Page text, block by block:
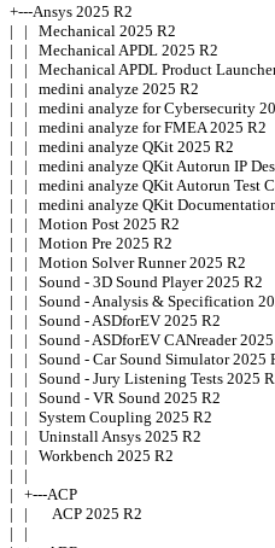
+---Ansys 2025 R2
|   |   Mechanical 2025 R2
|   |   Mechanical APDL 2025 R2
|   |   Mechanical APDL Product
|   |   medini analyze 2025 R2
|   |   medini analyze for Cybersecurity
|   |   medini analyze for FMEA 2025 R2
|   |   medini analyze QKit 2025 R2
|   |   medini analyze QKit Autorun IP
|   |   medini analyze QKit Autorun Test
|   |   medini analyze QKit
|   |   Motion Post 2025 R2
|   |   Motion Pre 2025 R2
|   |   Motion Solver Runner 2025 R2
|   |   Sound - 3D Sound Player 2025 R2
|   |   Sound - Analysis & Specification
|   |   Sound - ASDforEV 2025 R2
|   |   Sound - ASDforEV CANreader
|   |   Sound - Car Sound Simulator 2025
|   |   Sound - Jury Listening Tests 2025
|   |   Sound - VR Sound 2025 R2
|   |   System Coupling 2025 R2
|   |   Uninstall Ansys 2025 R2
|   |   Workbench 2025 R2
|   |
|   +---ACP
|   |       ACP 2025 R2
|   |